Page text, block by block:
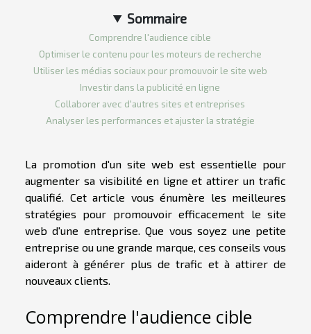
Sommaire
Comprendre l'audience cible
Optimiser le contenu pour les moteurs de recherche
Utiliser les médias sociaux pour promouvoir le site web
Investir dans la publicité en ligne
Collaborer avec d'autres sites et entreprises
Analyser les performances et ajuster la stratégie
La promotion d'un site web est essentielle pour
augmenter sa visibilité en ligne et attirer un trafic
qualifié. Cet article vous énumère les meilleures
stratégies pour promouvoir efficacement le site
web d'une entreprise. Que vous soyez une petite
entreprise ou une grande marque, ces conseils vous
aideront à générer plus de trafic et à attirer de
nouveaux clients.
Comprendre l'audience cible